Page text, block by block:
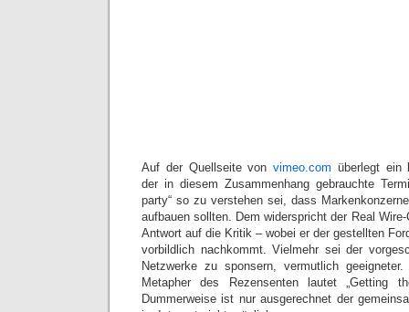
Auf der Quellseite vonvimeo.com überlegt ein
der in diesem Zusammenhang gebrauchte
party“ so zu verstehen sei, dass
aufbauen sollten. Dem widerspricht der Real
Antwort auf die Kritik – wobei er der gestellten
vorbildlich nachkommt. Vielmehr sei der
Netzwerke zu sponsern, vermutlich
Metapher des Rezensenten lautet „Getting
Dummerweise ist nur ausgerechnet der